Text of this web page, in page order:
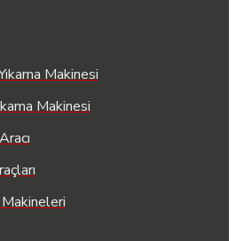
Makinesi
Makinesi